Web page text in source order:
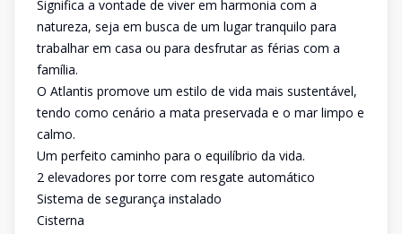
Significa a vontade de viver em harmonia com a
natureza, seja em busca de um lugar tranquilo para
trabalhar em casa ou para desfrutar as férias com a
família.
O Atlantis promove um estilo de vida mais sustentável,
tendo como cenário a mata preservada e o mar limpo e
calmo.
Um perfeito caminho para o equilíbrio da vida.
2 elevadores por torre com resgate automático
Sistema de segurança instalado
Cisterna